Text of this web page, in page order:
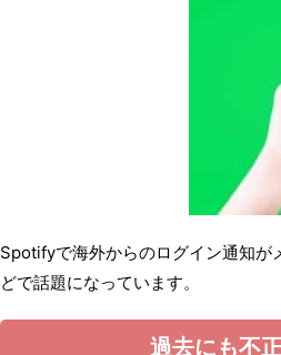
Spotifyで海外からのログイン通知が
どで話題になっています。
過去にも不